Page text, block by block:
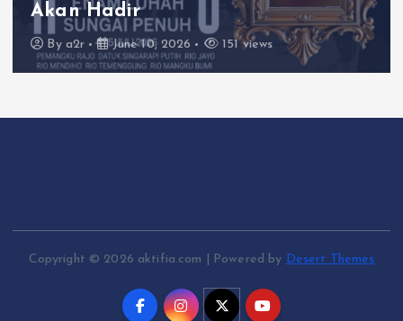
Akan Hadir
By a2r June 10, 2026 151 views
Copyright © 2026 aktifia.com | Powered by Desert Themes